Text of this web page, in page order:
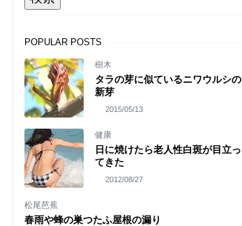
POPULAR POSTS
樹木
タラの芽に似ているニワウルシの
新芽
2015/05/13
健康
日に焼けたら老人性白斑が目立っ
てきた
2012/08/27
松尾芭蕉
春雨や蜂の巣つたふ屋根の漏り